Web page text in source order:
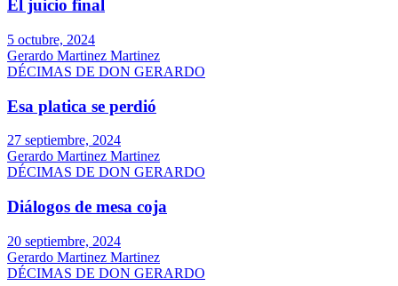
El juicio final
5 octubre, 2024
Gerardo Martinez Martinez
DÉCIMAS DE DON GERARDO
Esa platica se perdió
27 septiembre, 2024
Gerardo Martinez Martinez
DÉCIMAS DE DON GERARDO
Diálogos de mesa coja
20 septiembre, 2024
Gerardo Martinez Martinez
DÉCIMAS DE DON GERARDO